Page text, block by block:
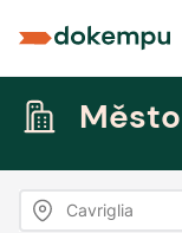
Cavriglia